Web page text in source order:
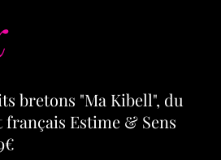
bretons "Ma Kibell", du
Estime & Sens